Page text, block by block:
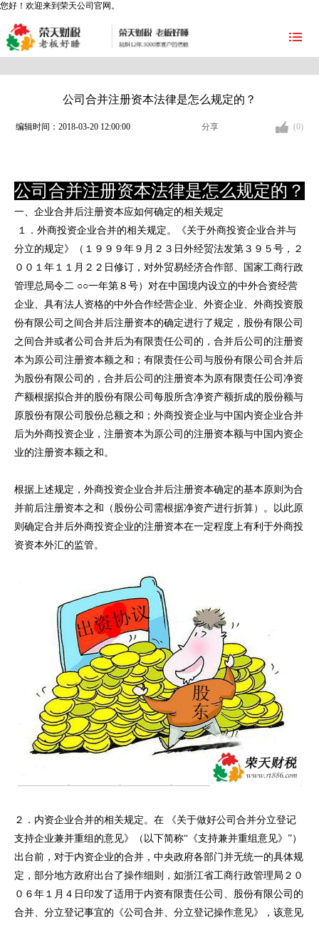
您好！欢迎来到荣天公司官网。
公司合并注册资本法律是怎么规定的？
编辑时间：2018-03-20 12:00:00 分享 (0)
公司合并注册资本法律是怎么规定的？
一、企业合并后注册资本应如何确定的相关规定
１．外商投资企业合并的相关规定。《关于外商投资企业合并与
分立的规定》（１９９９年９月２３日外经贸法发第３９５号，２
００１年１１月２２日修订，对外贸易经济合作部、国家工商行政
管理总局令二 ○○一年第８号）对在中国境内设立的中外合资经营
企业、具有法人资格的中外合作经营企业、外资企业、外商投资股
份有限公司之间合并后注册资本的确定进行了规定，股份有限公司
之间合并或者公司合并后为有限责任公司的，合并后公司的注册资
本为原公司注册资本额之和；有限责任公司与股份有限公司合并后
为股份有限公司的，合并后公司的注册资本为原有限责任公司净资
产额根据拟合并的股份有限公司每股所含净资产额折成的股份额与
原股份有限公司股份总额之和；外商投资企业与中国内资企业合并
后为外商投资企业，注册资本为原公司的注册资本额与中国内资企
业的注册资本额之和。
根据上述规定，外商投资企业合并后注册资本确定的基本原则为合
并前后注册资本之和（股份公司需根据净资产进行折算）。以此原
则确定合并后外商投资企业的注册资本在一定程度上有利于外商投
资资本外汇的监管。
２．内资企业合并的相关规定。在
《关于做好公司合并分立登记
支持企业兼并重组的意见》（以下简称“《支持兼并重组意见》”）
出台前，对于内资企业的合并，中央政府各部门并无统一的具体规
定，部分地方政府出台了操作细则，如浙江省工商行政管理局２０
０６年１月４日印发了适用于内资有限责任公司、股份有限公司的
合并、分立登记事宜的《公司合并、分立登记操作意见》，该意见